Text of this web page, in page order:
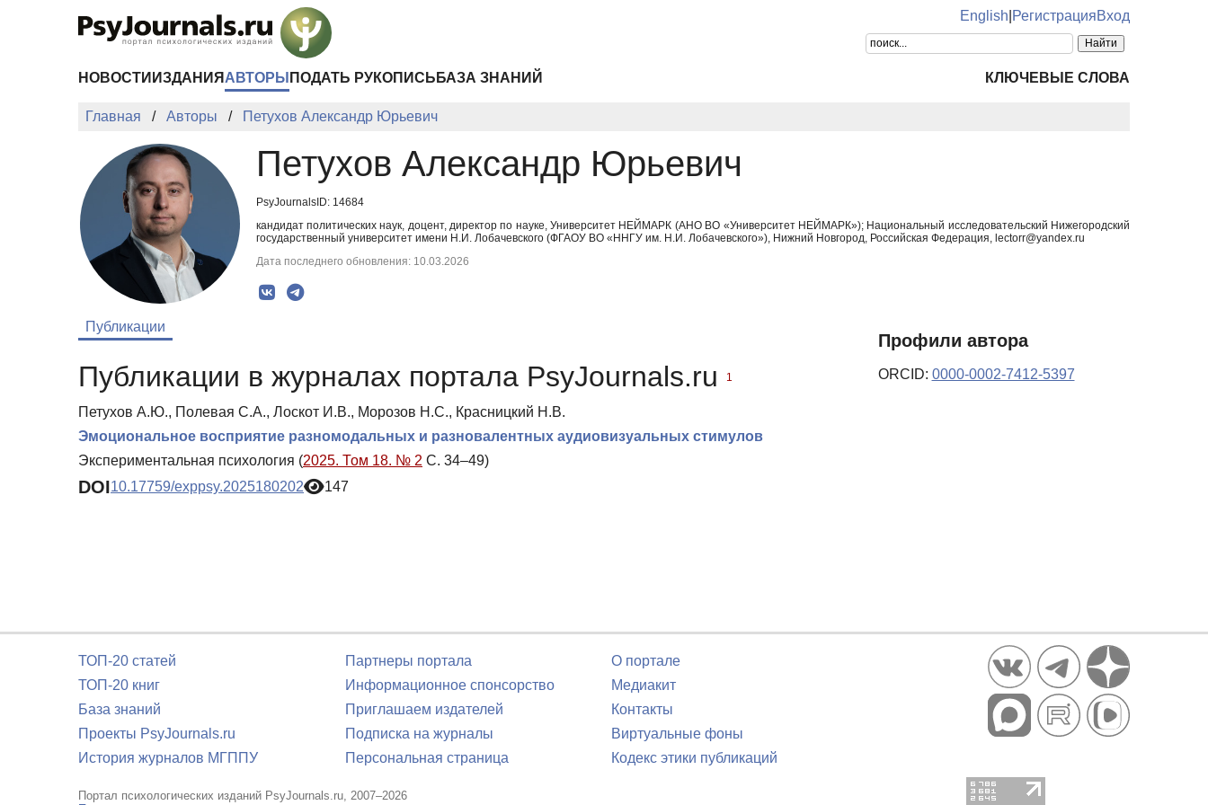
English РегистрацияВход
НОВОСТИ ИЗДАНИЯ АВТОРЫ ПОДАТЬ РУКОПИСЬ БАЗА ЗНАНИЙ КЛЮЧЕВЫЕ СЛОВА
Главная Авторы Петухов Александр Юрьевич
Петухов Александр Юрьевич
PsyJournalsID: 14684
кандидат политических наук, доцент, директор по науке, Университет НЕЙМАРК (АНО ВО «Университет НЕЙМАРК»); Национальный исследовательский Нижегородский
государственный университет имени Н.И. Лобачевского (ФГАОУ ВО «ННГУ им. Н.И. Лобачевского»), Нижний Новгород, Российская Федерация, lectorr@yandex.ru
Дата последнего обновления: 10.03.2026
Публикации
Публикации в журналах портала PsyJournals.ru 1
Петухов А.Ю., Полевая С.А., Лоскот И.В., Морозов Н.С., Красницкий Н.В.
Эмоциональное восприятие разномодальных и разновалентных аудиовизуальных стимулов
Экспериментальная психология (2025. Том 18. № 2 С. 34–49)
DOI10.17759/exppsy.2025180202 147
Профили автора
ORCID: 0000-0002-7412-5397
ТОП-20 статей
ТОП-20 книг
База знаний
Проекты PsyJournals.ru
История журналов МГППУ
Партнеры портала
Информационное спонсорство
Приглашаем издателей
Подписка на журналы
Персональная страница
О портале
Медиакит
Контакты
Виртуальные фоны
Кодекс этики публикаций
Портал психологических изданий PsyJournals.ru, 2007–2026